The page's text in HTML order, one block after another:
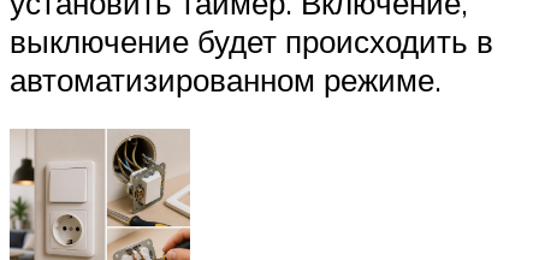
выключение будет происходить в
автоматизированном режиме.